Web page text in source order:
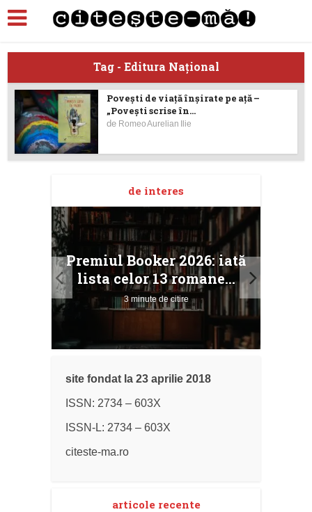
Tag - Editura Naţional
Povești de viață înșirate pe ață –
„Povești scrise în...
de Romeo Aurelian Ilie
de interes
Premiul Booker 2026: iată
lista celor 13 romane...
3 minute de citire
site fondat la 23 aprilie 2018
ISSN: 2734 – 603X
ISSN-L: 2734 – 603X
citeste-ma.ro
articole recente